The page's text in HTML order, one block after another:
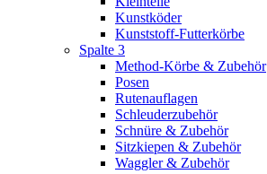
Kunstköder
Kunststoff-Futterkörbe
Spalte 3
Method-Körbe & Zubehör
Posen
Rutenauflagen
Schleuderzubehör
Schnüre & Zubehör
Sitzkiepen & Zubehör
Waggler & Zubehör